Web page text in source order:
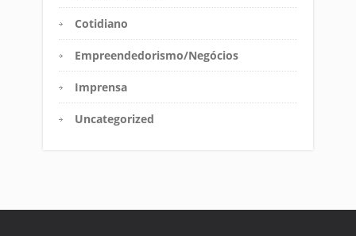
Cotidiano
Empreendedorismo/Negócios
Imprensa
Uncategorized